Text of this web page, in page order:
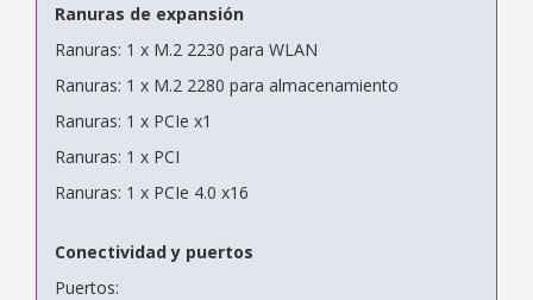
Ranuras de expansión
Ranuras: 1 x M.2 2230 para WLAN
Ranuras: 1 x M.2 2280 para almacenamiento
Ranuras: 1 x PCIe x1
Ranuras: 1 x PCI
Ranuras: 1 x PCIe 4.0 x16
Conectividad y puertos
Puertos: